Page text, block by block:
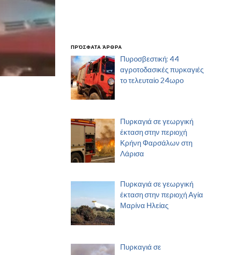
ΠΡΌΣΦΑΤΑ ΆΡΘΡΑ
Πυροσβεστική: 44
αγροτοδασικές πυρκαγιές
το τελευταίο 24ωρο
Πυρκαγιά σε γεωργική
έκταση στην περιοχή
Κρήνη Φαρσάλων στη
Λάρισα
Πυρκαγιά σε γεωργική
έκταση στην περιοχή Αγία
Μαρίνα Ηλείας
Πυρκαγιά σε